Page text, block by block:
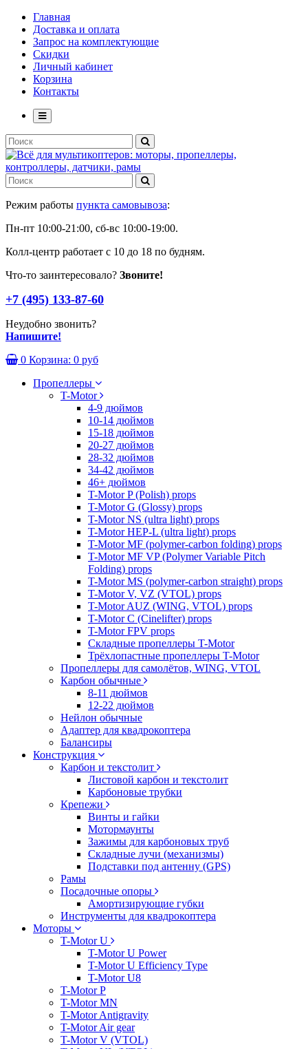
Главная
Доставка и оплата
Запрос на комплектующие
Скидки
Личный кабинет
Корзина
Контакты
Режим работы пункта самовывоза:
Пн-пт 10:00-21:00, сб-вс 10:00-19:00.
Колл-центр работает с 10 до 18 по будням.
Что-то заинтересовало? Звоните!
+7 (495) 133-87-60
Неудобно звонить?
Напишите!
0 Корзина: 0 руб
Пропеллеры
T-Motor
4-9 дюймов
10-14 дюймов
15-18 дюймов
20-27 дюймов
28-32 дюймов
34-42 дюймов
46+ дюймов
T-Motor P (Polish) props
T-Motor G (Glossy) props
T-Motor NS (ultra light) props
T-Motor HEP-L (ultra light) props
T-Motor MF (polymer-carbon folding) props
T-Motor MF VP (Polymer Variable Pitch
Folding) props
T-Motor MS (polymer-carbon straight) props
T-Motor V, VZ (VTOL) props
T-Motor AUZ (WING, VTOL) props
T-Motor C (Cinelifter) props
T-Motor FPV props
Складные пропеллеры T-Motor
Трёхлопастные пропеллеры T-Motor
Пропеллеры для самолётов, WING, VTOL
Карбон обычные
8-11 дюймов
12-22 дюймов
Нейлон обычные
Адаптер для квадрокоптера
Балансиры
Конструкция
Карбон и текстолит
Листовой карбон и текстолит
Карбоновые трубки
Крепежи
Винты и гайки
Мотормаунты
Зажимы для карбоновых труб
Складные лучи (механизмы)
Подставки под антенну (GPS)
Рамы
Посадочные опоры
Амортизирующие губки
Инструменты для квадрокоптера
Моторы
T-Motor U
T-Motor U Power
T-Motor U Efficiency Type
T-Motor U8
T-Motor P
T-Motor MN
T-Motor Antigravity
T-Motor Air gear
T-Motor V (VTOL)